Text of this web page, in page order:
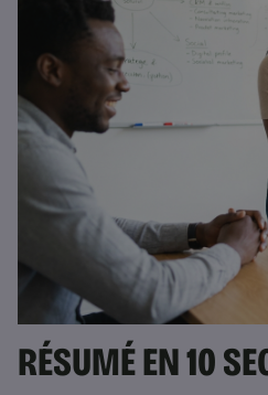
RÉSUMÉ EN 10